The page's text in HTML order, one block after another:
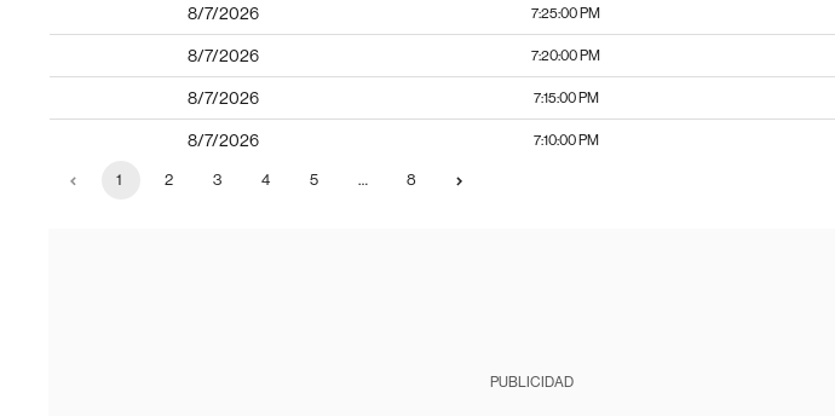
8/7/2026 7:25:00 PM
8/7/2026 7:20:00 PM
8/7/2026 7:15:00 PM
8/7/2026 7:10:00 PM
1 2 3 4 5 … 8
PUBLICIDAD